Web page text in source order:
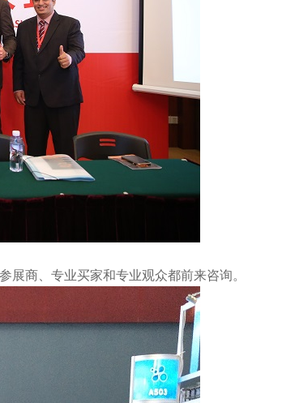
展商、专业买家和专业观众都前来咨询。